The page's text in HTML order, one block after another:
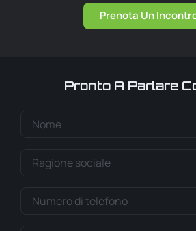
Prenota Un
Pronto A Parlare